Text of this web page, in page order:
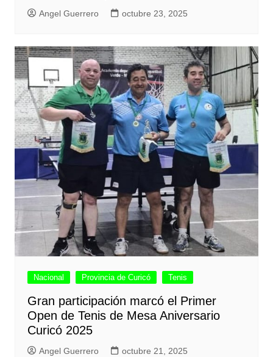
Angel Guerrero octubre 23, 2025
Nacional Provincia de Curicó Tenis
Gran participación marcó el Primer
Open de Tenis de Mesa Aniversario
Curicó 2025
Angel Guerrero octubre 21, 2025